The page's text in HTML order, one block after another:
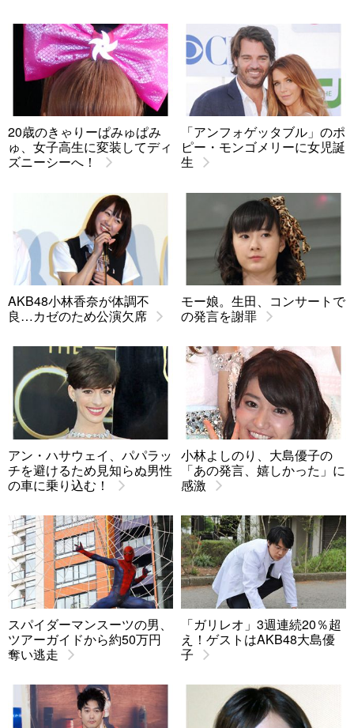
20歳のきゃりーぱみゅぱみ
ゅ、女子高生に変装してディ
ズニーシーへ！
「アンフォゲッタブル」のポ
ピー・モンゴメリーに女児誕
生
AKB48小林香奈が体調不
良…カゼのため公演欠席
モー娘。生田、コンサートで
の発言を謝罪
アン・ハサウェイ、パパラッ
チを避けるため見知らぬ男性
の車に乗り込む！
小林よしのり、大島優子の
「あの発言、嬉しかった」に
感激
スパイダーマンスーツの男、
ツアーガイドから約50万円
奪い逃走
「ガリレオ」3週連続20％超
え！ゲストはAKB48大島優
子